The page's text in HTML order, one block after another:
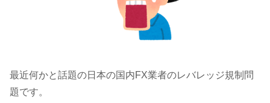
最近何かと話題の日本の国内FX業者のレバレッジ規制問
題です。